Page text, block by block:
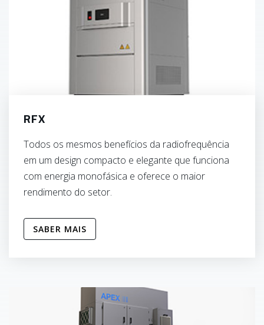
RFX
Todos os mesmos benefícios da radiofrequência
em um design compacto e elegante que funciona
com energia monofásica e oferece o maior
rendimento do setor.
SABER MAIS